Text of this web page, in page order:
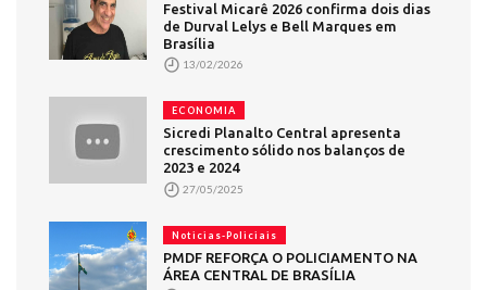
Festival Micarê 2026 confirma dois dias
de Durval Lelys e Bell Marques em
Brasília
13/02/2026
ECONOMIA
Sicredi Planalto Central apresenta
crescimento sólido nos balanços de
2023 e 2024
27/05/2025
Noticias-Policiais
PMDF REFORÇA O POLICIAMENTO NA
ÁREA CENTRAL DE BRASÍLIA